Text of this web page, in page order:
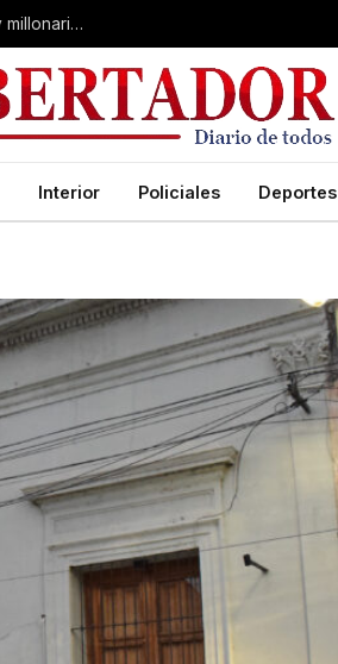
Desarticulan “kiosco” narco en Santa Rosa: cuatro demorados y millonario secuestro de tecnología
Interior Policiales Deportes